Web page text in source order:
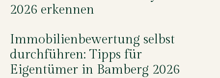
2026 erkennen
Immobilienbewertung selbst
durchführen: Tipps für
Eigentümer in Bamberg 2026